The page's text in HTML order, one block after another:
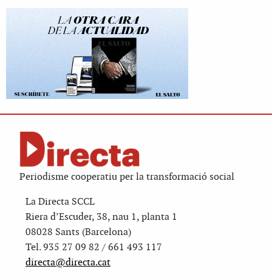
Periodisme cooperatiu per la transformació social
La Directa SCCL
Riera d’Escuder, 38, nau 1, planta 1
08028 Sants (Barcelona)
Tel. 935 27 09 82 / 661 493 117
directa@directa.cat